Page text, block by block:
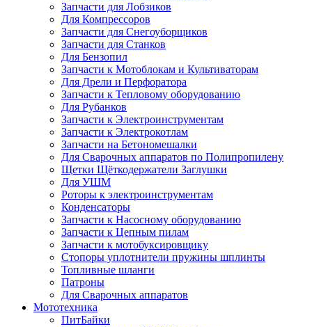
Запчасти для Лобзиков
Для Компрессоров
Запчасти для Снегоуборщиков
Запчасти для Станков
Для Бензопил
Запчасти к Мотоблокам и Культиваторам
Для Дрели и Перфоратора
Запчасти к Тепловому оборудованию
Для Рубанков
Запчасти к Электроинструментам
Запчасти к Электрокотлам
Запчасти на Бетономешалки
Для Сварочных аппаратов по Полипропилену
Щетки Щёткодержатели Заглушки
Для УШМ
Роторы к электроинструментам
Конденсаторы
Запчасти к Насосному оборудованию
Запчасти к Цепным пилам
Запчасти к мотобуксировщику
Стопоры уплотнители пружины шплинты
Топливные шланги
Патроны
Для Сварочных аппаратов
Мототехника
ПитБайки